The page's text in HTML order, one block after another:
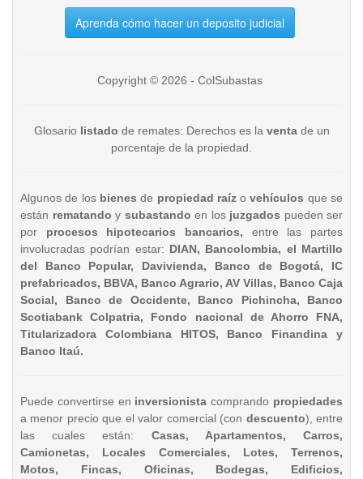
Aprenda cómo hacer un deposito judicial
Copyright © 2026 - ColSubastas
Glosario listado de remates: Derechos es la ventade un
porcentaje de la propiedad.
Algunos de los bienesde propiedad raízo vehículos que se
están rematando y subastando en los juzgados pueden ser
por procesos hipotecarios bancarios, entre las partes
involucradas podrían estar: DIAN, Bancolombia, el Martillo
del Banco Popular, Davivienda, Banco de Bogotá, IC
prefabricados, BBVA, Banco Agrario, AV Villas, Banco Caja
Social, Banco de Occidente, Banco Pichincha, Banco
Scotiabank Colpatria, Fondo nacional de Ahorro FNA,
Titularizadora Colombiana HITOS, Banco Finandina y
Banco Itaú.
Puede convertirse en inversionista comprando propiedades
a menor precio que el valor comercial (con descuento), entre
las cuales están: Casas, Apartamentos, Carros,
Camionetas, Locales Comerciales, Lotes, Terrenos,
Motos, Fincas, Oficinas, Bodegas, Edificios,